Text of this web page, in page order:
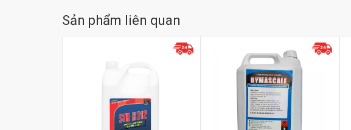
Sản phẩm liên quan